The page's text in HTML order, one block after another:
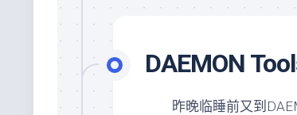
DAEMON
昨晚临睡前又到